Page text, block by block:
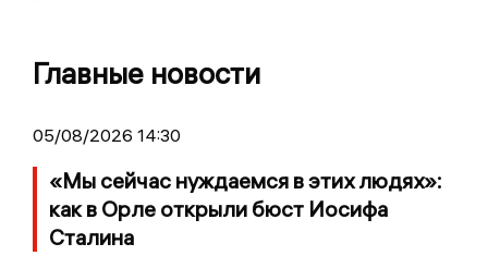
Главные новости
05/08/2026 14:30
«Мы сейчас нуждаемся в этих людях»:
как в Орле открыли бюст Иосифа
Сталина